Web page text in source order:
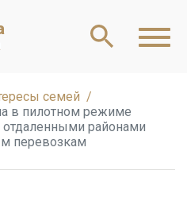
семей
в пилотном режиме
отдаленными районами
перевозкам